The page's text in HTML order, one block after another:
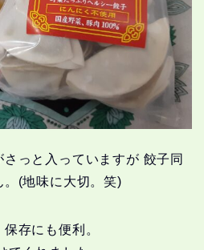
っと入っていますが 餃子同
(地味に大切。笑)
存にも便利。